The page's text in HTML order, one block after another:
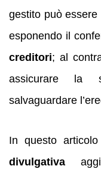
gestito può
esponendo il
creditori; al
assicurare la
salvaguardare
In questo
divulgativa